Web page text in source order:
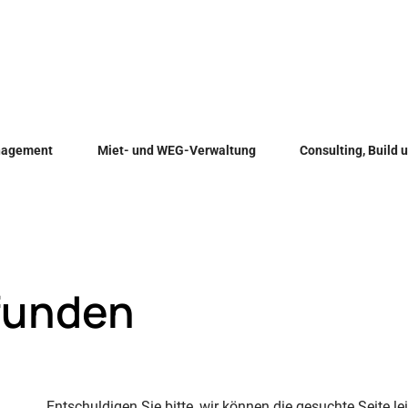
Miet- und WEG-Verwaltung Consulting, Build